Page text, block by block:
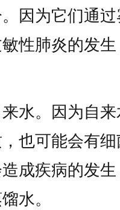
因为它们通
性肺炎的发
。因为自来
也可能会有
成疾病的发
水。